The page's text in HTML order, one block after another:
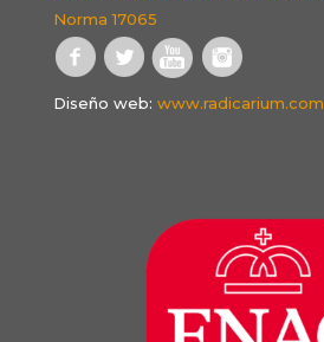
Norma 17065
Diseño web: www.radicarium.com